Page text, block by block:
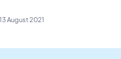
August 2021